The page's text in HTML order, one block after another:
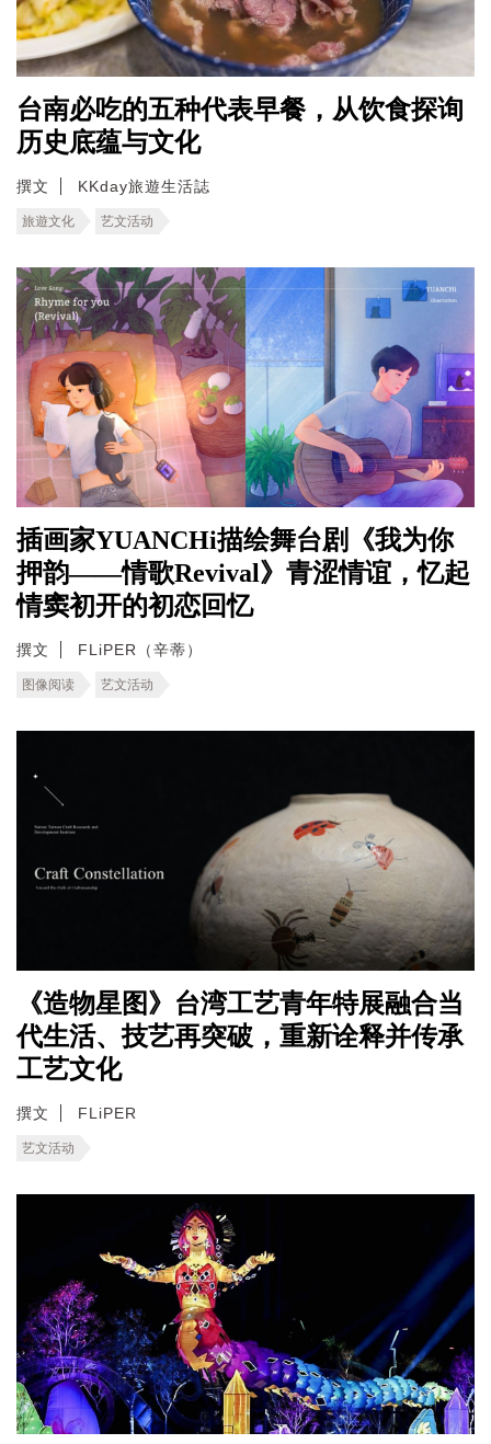
台南必吃的五种代表早餐，从饮食探询
历史底蕴与文化
撰文 KKday旅遊生活誌
旅遊文化 艺文活动
插画家YUANCHi描绘舞台剧《我为你
押韵——情歌Revival》青涩情谊，忆起
情窦初开的初恋回忆
撰文 FLiPER（辛蒂）
图像阅读 艺文活动
《造物星图》台湾工艺青年特展融合当
代生活、技艺再突破，重新诠释并传承
工艺文化
撰文 FLiPER
艺文活动